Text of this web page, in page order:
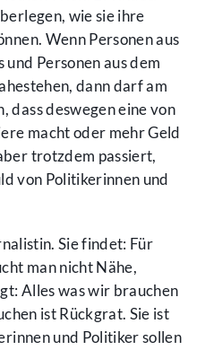
wie sie ihre
Wenn Personen aus
Personen aus dem
dann darf am
dass deswegen eine von
macht oder mehr Geld
trotzdem passiert,
von Politikerinnen und
Sie findet: Für
man nicht Nähe,
Alles was wir brauchen
ist Rückgrat. Sie ist
und Politiker sollen